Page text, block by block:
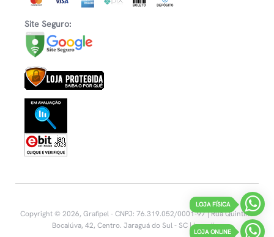
Site Seguro:
Copyright © 2026, Grafipel - CNPJ: 76.319.052/0001-97 | Rua Quintino
Bocaiúva, 42, Centro. Jaraguá do Sul - SC |Inovalize
LOJA FÍSICA
LOJA ONLINE